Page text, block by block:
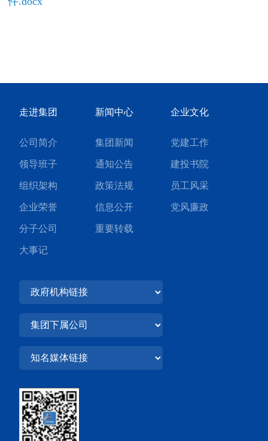
走进集团
公司简介
领导班子
组织架构
企业荣誉
分子公司
大事记
新闻中心
集团新闻
通知公告
政策法规
信息公开
重要转载
企业文化
党建工作
建投书院
员工风采
党风廉政